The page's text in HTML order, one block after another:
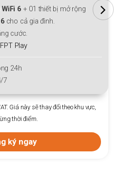
6
+ 01 thiết bị mở rộng
cho cả gia đình.
cước.
Play
24h
7
Giá này sẽ thay đổi theo khu vực,
thời điểm.
ký ngay